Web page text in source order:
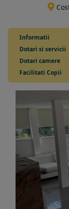
Informatii
Dotari si servicii
Dotari camere
Facilitati Copii